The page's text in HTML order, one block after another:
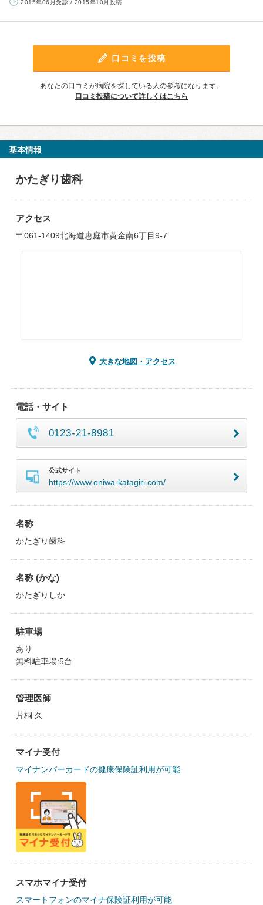
2015年06月受診 / 2015年10月投稿
口コミを投稿
あなたの口コミが病院を探している人の参考になります。
口コミ投稿について詳しくはこちら
基本情報
かたぎり歯科
アクセス
〒061-1409北海道恵庭市黄金南6丁目9-7
大きな地図・アクセス
電話・サイト
0123-21-8981
公式サイト
https://www.eniwa-katagiri.com/
名称
かたぎり歯科
名称 (かな)
かたぎりしか
駐車場
あり
無料駐車場:5台
管理医師
片桐 久
マイナ受付
マイナンバーカードの健康保険証利用が可能
スマホマイナ受付
スマートフォンのマイナ保険証利用が可能